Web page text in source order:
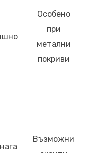
Особено
при
метални
покриви
Възможни